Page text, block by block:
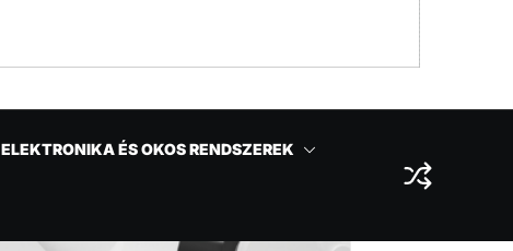
ELEKTRONIKA ÉS OKOS RENDSZEREK